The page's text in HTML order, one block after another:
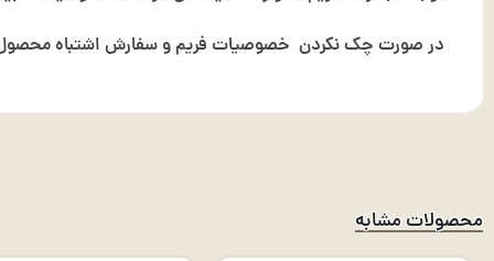
در صورت چک نکردن خصوصیات فریم و سفارش اشتباه
محصولات مشابه